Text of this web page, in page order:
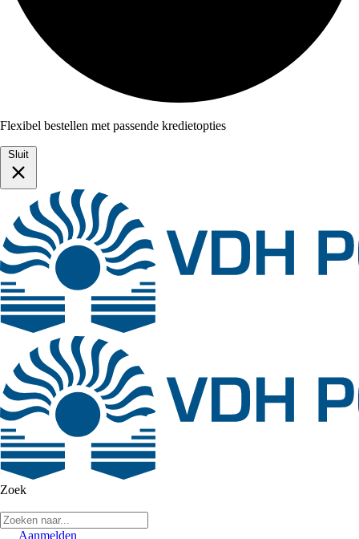
Flexibel bestellen met passende kredietopties
Sluit
Zoek
Aanmelden